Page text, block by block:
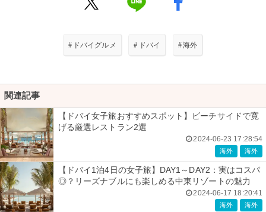
# ドバイグルメ # ドバイ #海外
関連記事
【ドバイ女子旅おすすめスポット】ビーチサイドで寛
げる厳選レストラン2選
2024-06-23 17:28:54
海外 海外
【ドバイ1泊4日の女子旅】DAY1～DAY2：実はコスパ
◎？リーズナブルにも楽しめる中東リゾートの魅力
2024-06-17 18:20:41
海外 海外